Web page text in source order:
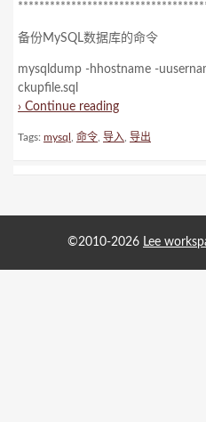
备份MySQL数据库的命令
mysqldump -hhostname -
ckupfile.sql
› Continue reading
Tags: mysql 命令 导入 导出
©2010-2026 Lee